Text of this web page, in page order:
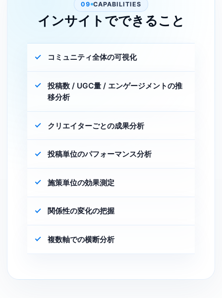
09 CAPABILITIES
インサイトでできること
コミュニティ全体の可視化
投稿数 / UGC量 / エンゲージメントの推
移分析
クリエイターごとの成果分析
投稿単位のパフォーマンス分析
施策単位の効果測定
関係性の変化の把握
複数軸での横断分析